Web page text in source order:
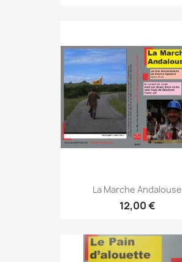
La Marche Andalouse
12,00 €